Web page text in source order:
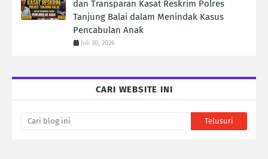
dan Transparan Kasat Reskrim Polres
Tanjung Balai dalam Menindak Kasus
Pencabulan Anak
Juli 30, 2026
CARI WEBSITE INI